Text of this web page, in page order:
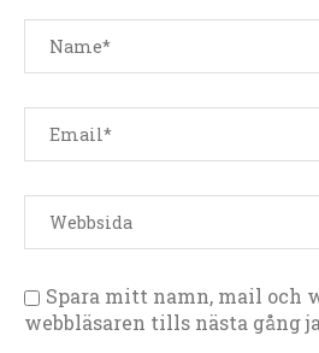
Spara mitt namn, mail och
webbläsaren tills nästa gång